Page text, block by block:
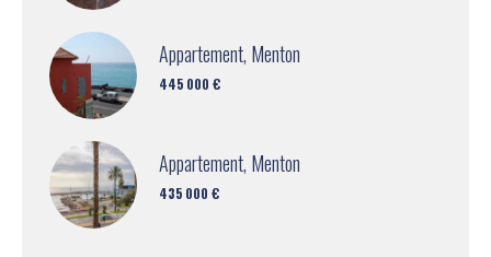
Appartement, Menton
445 000 €
Appartement, Menton
435 000 €